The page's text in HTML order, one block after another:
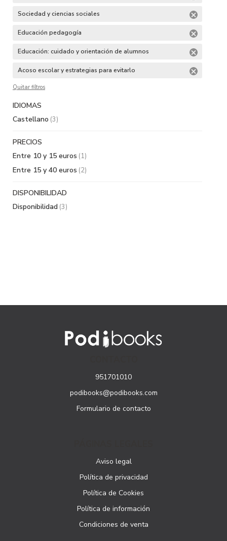
Sociedad y ciencias sociales
Educación pedagogía
Educación: cuidado y orientación de alumnos
Acoso escolar y estrategias para evitarlo
Quitar filtros
IDIOMAS
Castellano (3)
PRECIOS
Entre 10 y 15 euros (1)
Entre 15 y 40 euros (2)
DISPONIBILIDAD
Disponibilidad (3)
951701010
podibooks@podibooks.com
Formulario de contacto
Aviso legal
Política de privacidad
Política de Cookies
Política de información
Condiciones de venta